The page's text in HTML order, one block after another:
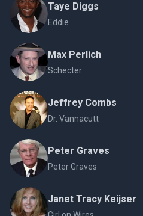
Taye Diggs
Eddie
Max Perlich
Schecter
Jeffrey Combs
Dr. Vannacutt
Peter Graves
Peter Graves
Janet Tracy Keijser